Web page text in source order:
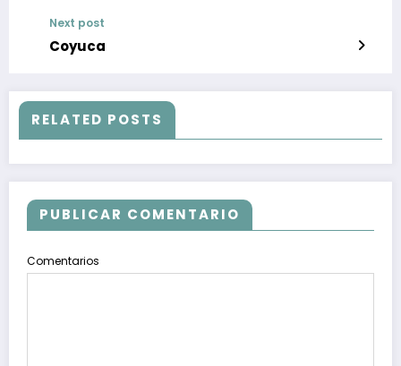
SHEINBAUM ACOMPAÑA A AMLO EN
SUPERVISIÓN DE OBRA EN LA COMARCA
Next post
Coyuca
RELATED POSTS
PUBLICAR COMENTARIO
Comentarios